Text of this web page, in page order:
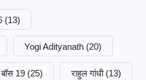
(13)
Yogi Adityanath (20)
बॉस 19 (25) राहुल गांधी (13)